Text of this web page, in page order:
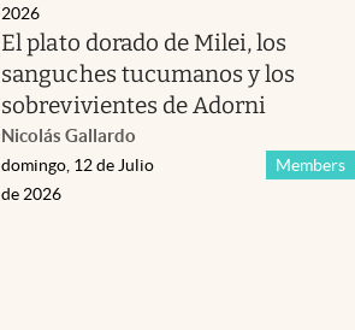
2026
El plato dorado de Milei, los
sanguches tucumanos y los
sobrevivientes de Adorni
Nicolás Gallardo
Members
domingo, 12 de Julio
de 2026